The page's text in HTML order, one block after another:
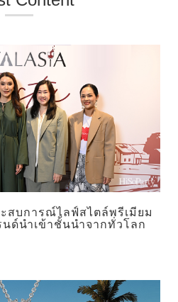
ะสบการณ์ไลฟ์สไตล์พรีเมียม
ด์นำเข้าชั้นนำจากทั่วโลก